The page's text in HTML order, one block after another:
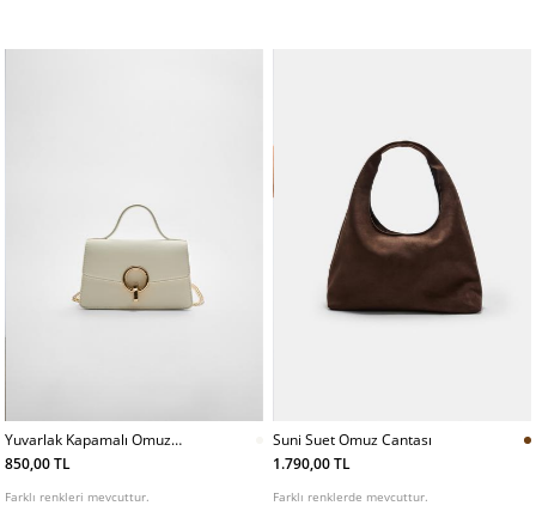
Yuvarlak Kapamalı Omuz
Cantası
850,00 TL
Farklı renkleri mevcuttur.
Suni Suet Omuz Cantası
1.790,00 TL
Farklı renklerde mevcuttur.